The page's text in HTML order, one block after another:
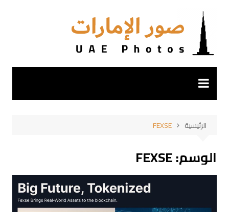
المحتوى
الرئيسية FEXSE
الوسم:FEXSE